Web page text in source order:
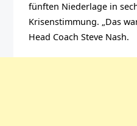
fünften Niederlage in
Krisenstimmung. „Das
Head Coach Steve Nash.